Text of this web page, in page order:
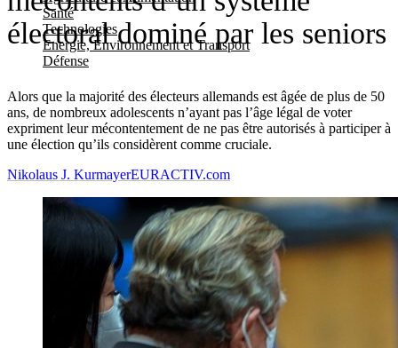
Santé
Technologies
Energie, Environnement et Transport
Défense
électoral dominé par les seniors
Alors que la majorité des électeurs allemands est âgée de plus de 50
ans, de nombreux adolescents n’ayant pas l’âge légal de voter
expriment leur mécontentement de ne pas être autorisés à participer à
une élection qu’ils considèrent comme cruciale.
Nikolaus J. KurmayerEURACTIV.com